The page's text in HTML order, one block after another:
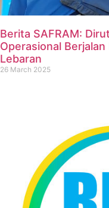
Berita SAFRAM:
Operasional
Lebaran
26 March 2025